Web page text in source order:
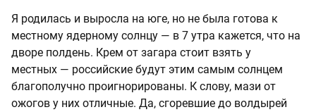
Я родилась и выросла на юге, но не была готова к
местному ядерному солнцу — в 7 утра кажется, что на
дворе полдень. Крем от загара стоит взять у
местных — российские будут этим самым солнцем
благополучно проигнорированы. К слову, мази от
ожогов у них отличные. Да, сгоревшие до волдырей